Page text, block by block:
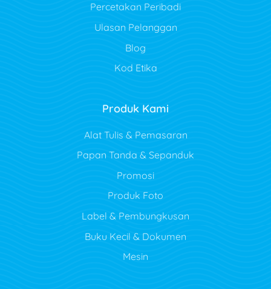
Percetakan Peribadi
Ulasan Pelanggan
Blog
Kod Etika
Produk Kami
Alat Tulis & Pemasaran
Papan Tanda & Sepanduk
Promosi
Produk Foto
Label & Pembungkusan
Buku Kecil & Dokumen
Mesin